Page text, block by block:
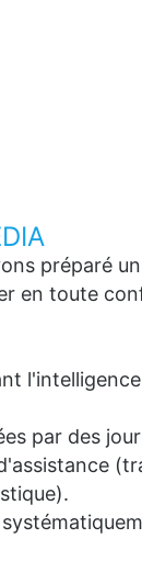
préparé
en toute
par des